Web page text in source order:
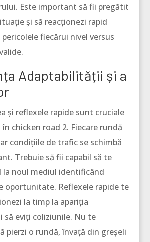
Este important să fii pregătit
și să reacționezi rapid
fiecărui nivel versus
Adaptabilității și a
și reflexele rapide sunt cruciale
chicken road 2. Fiecare rundă
condițiile de trafic se schimbă
Trebuie să fii capabil să te
la noul mediul identificând
oportunitate. Reflexele rapide te
la timp la apariția
să eviți coliziunile. Nu te
pierzi o rundă, învață din greșeli